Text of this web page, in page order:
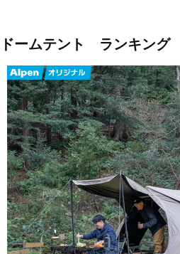
ドームテント ランキング